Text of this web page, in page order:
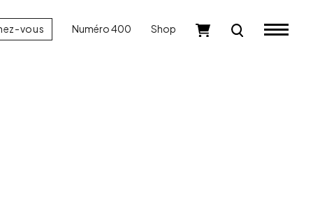
vous Numéro 400 Shop